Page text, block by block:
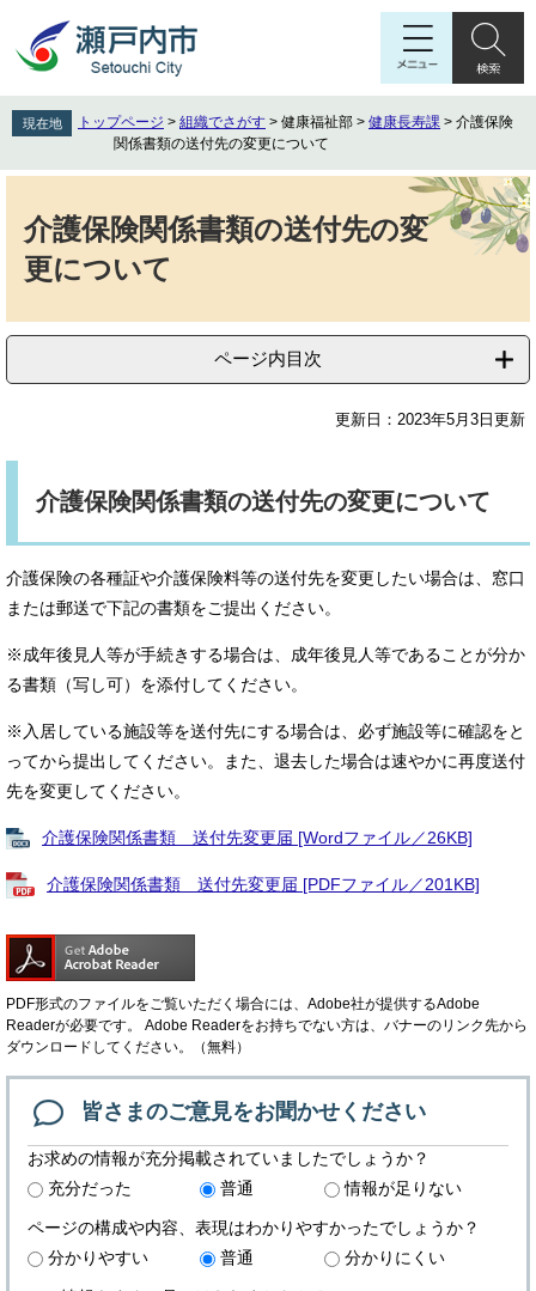
先
頭
を
飛
現在地 トップページ > 組織でさがす > 健康福祉部 > 健康長寿課 > 介護保険
関係書類の送付先の変更について
介護保険関係書類の送付先の変
更について
ページ内目次
更新日：2023年5月3日更新
介護保険関係書類の送付先の変更について
介護保険の各種証や介護保険料等の送付先を変更したい場合は、窓口
または郵送で下記の書類をご提出ください。
※成年後見人等が手続きする場合は、成年後見人等であることが分か
る書類（写し可）を添付してください。
※入居している施設等を送付先にする場合は、必ず施設等に確認をと
ってから提出してください。また、退去した場合は速やかに再度送付
先を変更してください。
介護保険関係書類 送付先変更届 [Wordファイル／26KB]
介護保険関係書類 送付先変更届 [PDFファイル／201KB]
PDF形式のファイルをご覧いただく場合には、Adobe社が提供するAdobe
Readerが必要です。
Adobe Readerをお持ちでない方は、バナーのリンク先から
ダウンロードしてください。（無料）
皆さまのご意見をお聞かせください
お求めの情報が充分掲載されていましたでしょうか？
充分だった
普通 情報が足りない
ページの構成や内容、表現はわかりやすかったでしょうか？
分かりやすい
普通 分かりにくい